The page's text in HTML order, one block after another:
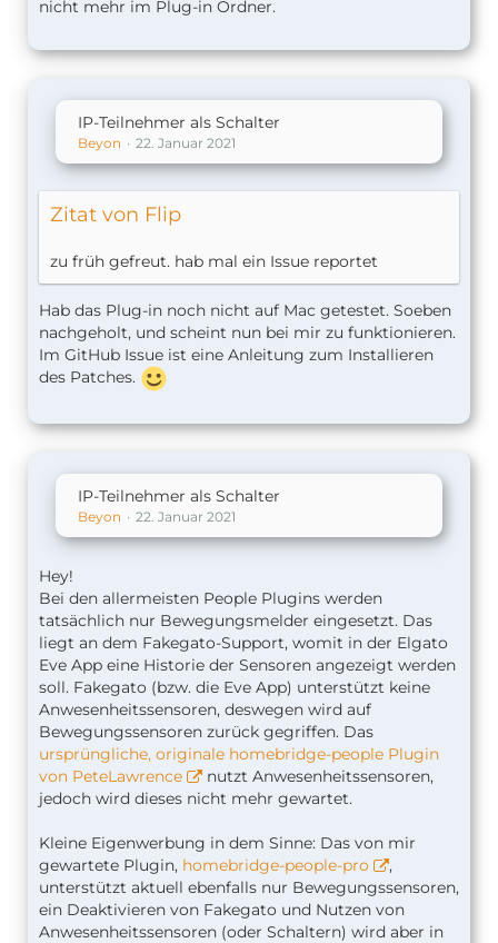
nicht mehr im Plug-in Ordner.
IP-Teilnehmer als Schalter
Beyon 22. Januar 2021
Zitat von Flip
zu früh gefreut. hab mal ein Issue reportet
Hab das Plug-in noch nicht auf Mac getestet. Soeben
nachgeholt, und scheint nun bei mir zu funktionieren.
Im GitHub Issue ist eine Anleitung zum Installieren
des Patches.
IP-Teilnehmer als Schalter
Beyon 22. Januar 2021
Hey!
Bei den allermeisten People Plugins werden
tatsächlich nur Bewegungsmelder eingesetzt. Das
liegt an dem Fakegato-Support, womit in der Elgato
Eve App eine Historie der Sensoren angezeigt werden
soll. Fakegato (bzw. die Eve App) unterstützt keine
Anwesenheitssensoren, deswegen wird auf
Bewegungssensoren zurück gegriffen. Das
ursprüngliche, originale homebridge-people Plugin
von PeteLawrence
nutzt Anwesenheitssensoren,
jedoch wird dieses nicht mehr gewartet.
Kleine Eigenwerbung in dem Sinne: Das von mir
gewartete Plugin, homebridge-people-pro
,
unterstützt aktuell ebenfalls nur Bewegungssensoren,
ein Deaktivieren von Fakegato und Nutzen von
Anwesenheitssensoren (oder Schaltern) wird aber in